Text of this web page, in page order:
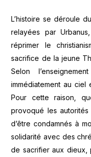
L’histoire se déroule
relayées par
réprimer le
sacrifice de la jeune
Selon
immédiatement au ciel
Pour cette raison,
provoqué les
d’être condamnés à
solidarité avec des
de sacrifier aux dieux,